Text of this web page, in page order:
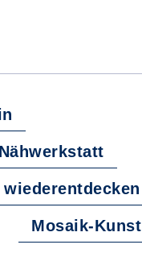
Nähwerkstatt
Mosaik-Kunst